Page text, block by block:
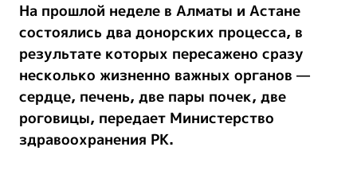
На прошлой неделе в Алматы и Астане
состоялись два донорских процесса, в
результате которых пересажено сразу
несколько жизненно важных органов —
сердце, печень, две пары почек, две
роговицы, передает Министерство
здравоохранения РК.